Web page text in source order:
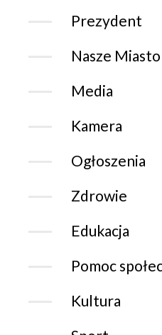
Prezydent
Nasze Miasto
Media
Kamera
Ogłoszenia
Zdrowie
Edukacja
Pomoc
Kultura